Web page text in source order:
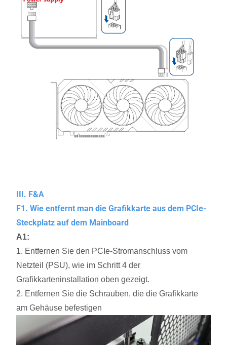
III. F&A
F1. Wie entfernt man die Grafikkarte aus dem PCIe-
Steckplatz auf dem Mainboard
A1:
1. Entfernen Sie den PCIe-Stromanschluss vom
Netzteil (PSU), wie im Schritt 4 der
Grafikkarteninstallation oben gezeigt.
2. Entfernen Sie die Schrauben, die die Grafikkarte
am Gehäuse befestigen